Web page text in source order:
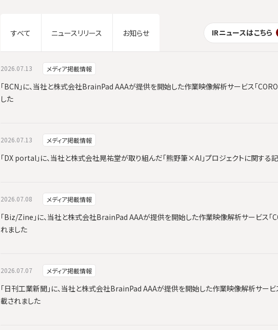
すべて ニュースリリース お知らせ IRニュースはこちら
2026.07.13 メディア掲載情報
「BCN」に、当社と株式会社BrainPad AAAが提供を開始した作業映像解析サービス「
した
2026.07.13 メディア掲載情報
「DX portal」に、当社と株式会社晃祐堂が取り組んだ「熊野筆×AI」プロジェクトに関する
2026.07.08 メディア掲載情報
「Biz/Zine」に、当社と株式会社BrainPad AAAが提供を開始した作業映像解析サービス
れました
2026.07.07 メディア掲載情報
「日刊工業新聞」に、当社と株式会社BrainPad AAAが提供を開始した作業映像解析サー
載されました